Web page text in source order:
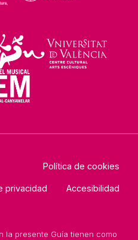
Política de cookies
privacidad Accesibilidad
la presente Guía tienen como